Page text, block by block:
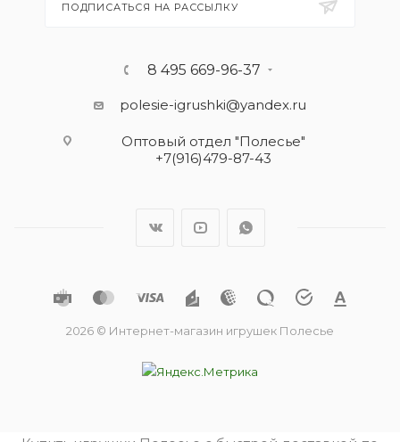
ПОДПИСАТЬСЯ НА РАССЫЛКУ
8 495 669-96-37
polesie-igrushki@yandex.ru
Оптовый отдел "Полесье"
+7(916)479-87-43
2026 © Интернет-магазин игрушек Полесье